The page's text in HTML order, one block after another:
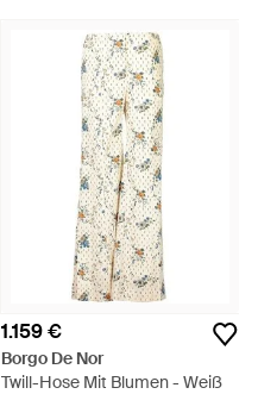
1.159 €
Borgo De Nor
Twill-Hose Mit Blumen - Weiß